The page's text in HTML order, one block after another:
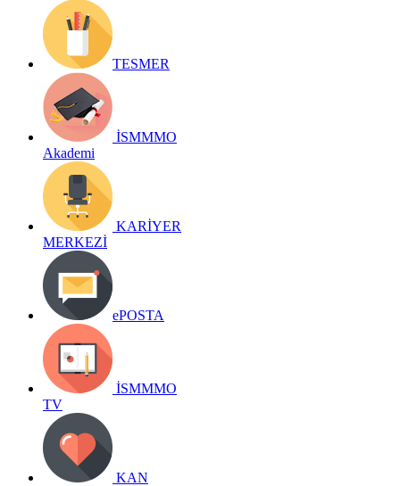
TESMER
İSMMMO
Akademi
KARİYER
MERKEZİ
ePOSTA
İSMMMO
TV
KAN